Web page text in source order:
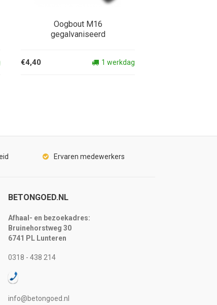
Oogbout M16
gegalvaniseerd
€4,40 1 werkdag
Ervaren medewerkers
BETONGOED.NL
Afhaal- en bezoekadres:
Bruinehorstweg 30
6741 PL Lunteren
0318 - 438 214
info@betongoed.nl